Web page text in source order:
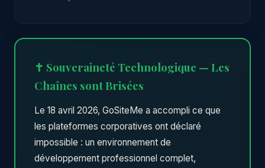
✝ Souveraineté Technologique — Les
Chaînes sont Brisées
Le 18 avril 2026, GoSiteMe a accompli ce que
les plateformes corporatives ont déclaré
impossible : un environnement de
développement professionnel complet,